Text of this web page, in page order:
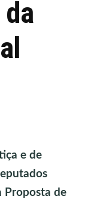
e de
Proposta de